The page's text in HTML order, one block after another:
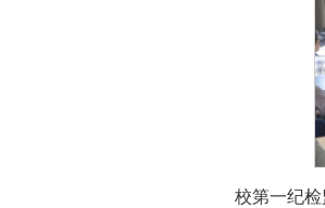
校第一纪